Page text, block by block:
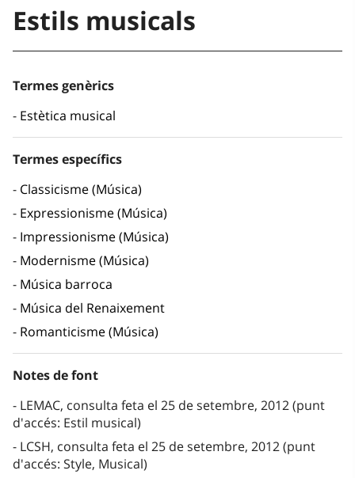
Estils musicals
Termes genèrics
Estètica musical
Termes específics
Classicisme (Música)
Expressionisme (Música)
Impressionisme (Música)
Modernisme (Música)
Música barroca
Música del Renaixement
Romanticisme (Música)
Notes de font
LEMAC, consulta feta el 25 de setembre, 2012 (punt
d'accés: Estil musical)
LCSH, consulta feta el 25 de setembre, 2012 (punt
d'accés: Style, Musical)